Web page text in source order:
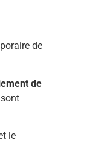
de
de
sont
le